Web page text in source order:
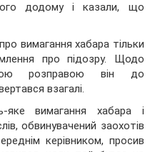
додому і казали, що
вимагання хабара тільки
про підозру. Щодо
розправою він до
взагалі.
яке вимагання хабара і
обвинувачений заохотів
керівником, просив